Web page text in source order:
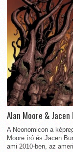
Alan Moore &
A Neonomicon a
Moore író és Jacen
ami 2010-ben, az